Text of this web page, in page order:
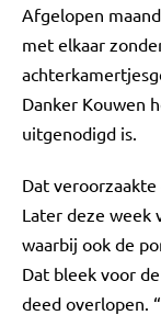
Afgelopen
met elkaar
Danker Kouwen
uitgenodigd is.
Dat
Later deze week
waarbij ook de
Dat bleek voor
deed overlopen.